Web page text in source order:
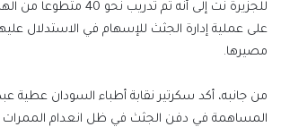
للجزيرة نت إلى أنه تم تدريب
على عملية إدارة الجثث للإسهام في الاستدلال
مصيرها.
من جانبه، أكد سكرتير نقابة أطباء السودان عطية
المساهمة في دفن الجثث في ظل انعدام الممرات